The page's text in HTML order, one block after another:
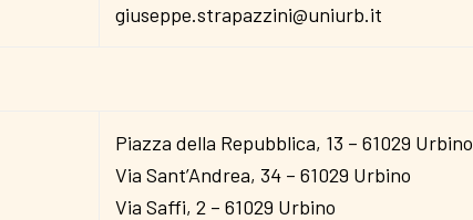
giuseppe.strapazzini@uniurb.it
Piazza della Repubblica, 13 – 61029 Urbino
Via Sant’Andrea, 34 – 61029 Urbino
Via Saffi, 2 – 61029 Urbino